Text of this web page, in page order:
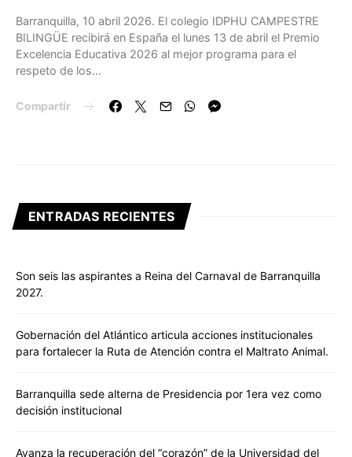
Barranquilla, 10 abril 2026. El colegio IDPHU CAMPESTRE
BILINGÜE recibirá en España el lunes 13 de abril el Premio
Excelencia Educativa 2026 al mejor programa para el
respeto de los…
Compartir
ENTRADAS RECIENTES
Son seis las aspirantes a Reina del Carnaval de Barranquilla
2027.
Gobernación del Atlántico articula acciones institucionales
para fortalecer la Ruta de Atención contra el Maltrato Animal.
Barranquilla sede alterna de Presidencia por 1era vez como
decisión institucional
Avanza la recuperación del “corazón” de la Universidad del